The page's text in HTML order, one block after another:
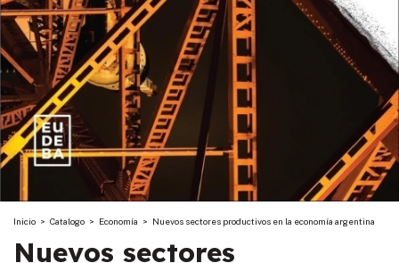
Inicio > Catalogo > Economía > Nuevos sectores productivos en la economía argentina
Nuevos sectores